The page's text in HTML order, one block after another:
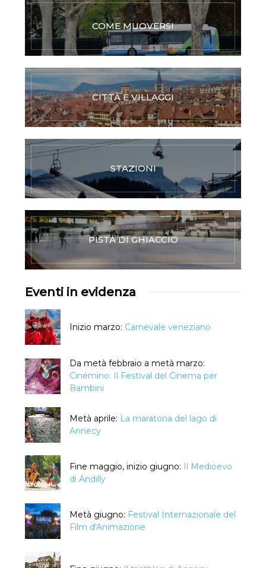
COME MUOVERSI
CITTÀ E VILLAGGI
STAZIONI
PISTA DI GHIACCIO
Eventi in evidenza
Inizio marzo: Carnevale veneziano
Da metà febbraio a metà marzo:
Cinémino: Il Festival del Cinema per
Bambini
Metà aprile: La maratona del lago di
Annecy
Fine maggio, inizio giugno: Il Medioevo
di Andilly
Metà giugno: Festival Internazionale del
Film d'Animazione